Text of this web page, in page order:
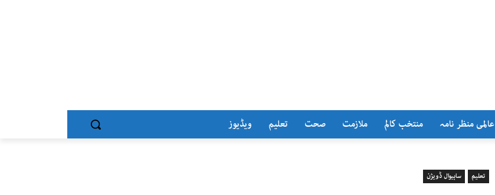
ویڈیوز تعلیم صحت ملازمت منتخب کالم عالمی منظر نامہ
تعلیم ساہیوال ڈویژن